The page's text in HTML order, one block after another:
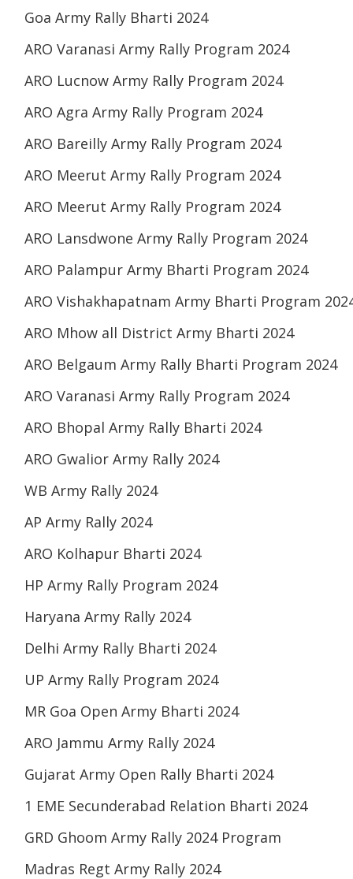
Goa Army Rally Bharti 2024
ARO Varanasi Army Rally Program 2024
ARO Lucnow Army Rally Program 2024
ARO Agra Army Rally Program 2024
ARO Bareilly Army Rally Program 2024
ARO Meerut Army Rally Program 2024
ARO Meerut Army Rally Program 2024
ARO Lansdwone Army Rally Program 2024
ARO Palampur Army Bharti Program 2024
ARO Vishakhapatnam Army Bharti Program
ARO Mhow all District Army Bharti 2024
ARO Belgaum Army Rally Bharti Program 2024
ARO Varanasi Army Rally Program 2024
ARO Bhopal Army Rally Bharti 2024
ARO Gwalior Army Rally 2024
WB Army Rally 2024
AP Army Rally 2024
ARO Kolhapur Bharti 2024
HP Army Rally Program 2024
Haryana Army Rally 2024
Delhi Army Rally Bharti 2024
UP Army Rally Program 2024
MR Goa Open Army Bharti 2024
ARO Jammu Army Rally 2024
Gujarat Army Open Rally Bharti 2024
1 EME Secunderabad Relation Bharti 2024
GRD Ghoom Army Rally 2024 Program
Madras Regt Army Rally 2024